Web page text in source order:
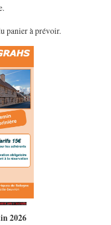
panier à prévoir.
2026